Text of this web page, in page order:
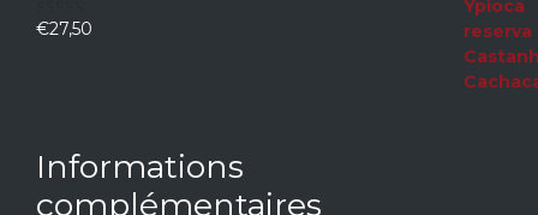
0
€27,50
Informations
complémentaires